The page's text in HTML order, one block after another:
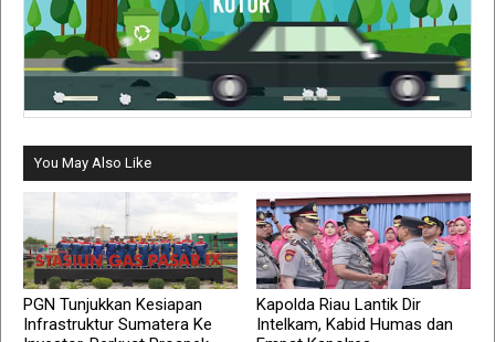
You May Also Like
PGN Tunjukkan Kesiapan
Infrastruktur Sumatera Ke
Kapolda Riau Lantik Dir
Intelkam, Kabid Humas dan